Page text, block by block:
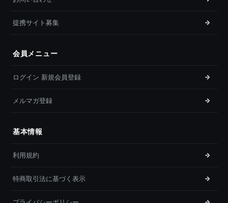
提携サイト募集
会員メニュー
ログイン 新規会員登録
メルマガ登録
基本情報
利用規約
特商取引法に基づく表示